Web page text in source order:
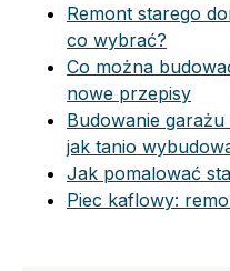
Remont starego
co wybrać?
Co można
nowe przepisy
Budowanie
jak tanio
Jak pomalować
Piec kaflowy: